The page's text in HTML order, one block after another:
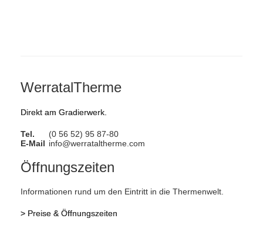
WerratalTherme
Direkt am Gradierwerk.
Tel.
(0 56 52) 95 87-80
E-Mail info@werrataltherme.com
Öffnungszeiten
Informationen rund um den Eintritt in die Thermenwelt.
> Preise & Öffnungszeiten